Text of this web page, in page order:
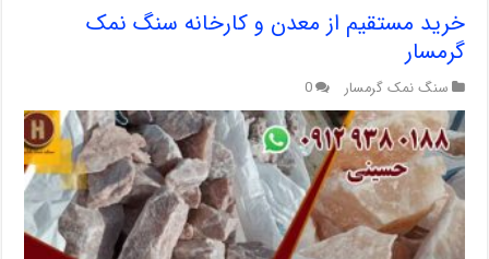
خرید مستقیم از معدن و کارخانه سنگ نمک
گرمسار
سنگ نمک گرمسار 0